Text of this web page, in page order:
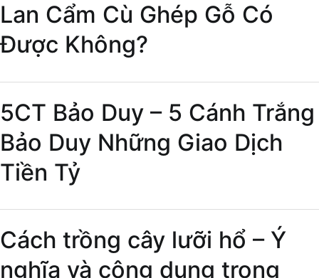
Lan Cẩm Cù Ghép Gỗ Có
Được Không?
5CT Bảo Duy – 5 Cánh Trắng
Bảo Duy Những Giao Dịch
Tiền Tỷ
Cách trồng cây lưỡi hổ – Ý
nghĩa và công dụng trong